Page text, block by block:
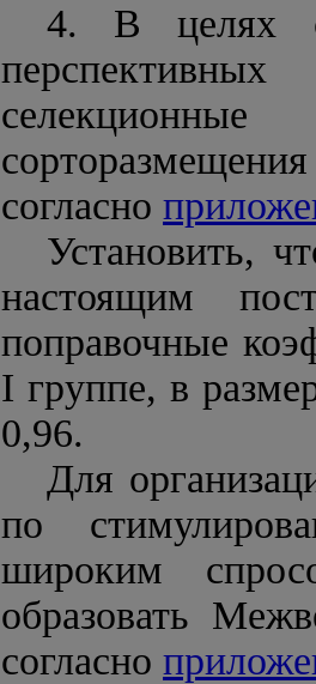
4. В целях
согласно
Установить,
настоящим
поправочные
I группе, в
0,96.
Для
по
широким
образовать
согласно